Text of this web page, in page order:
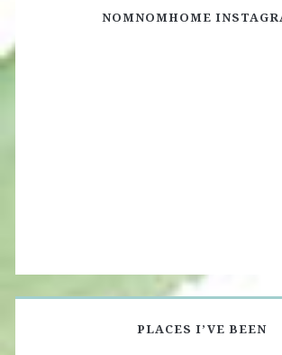
NOMNOMHOME
PLACES I’VE BEEN